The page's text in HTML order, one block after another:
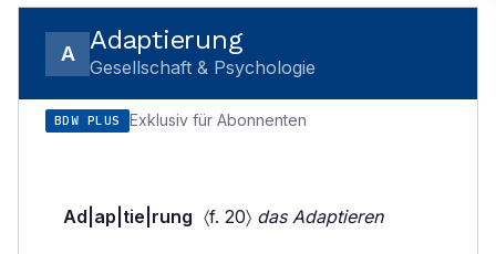
A Adaptierung
Gesellschaft & Psychologie
BDW PLUS Exklusiv für Abonnenten
Ad|ap|tie|rung 〈f. 20〉 das Adaptieren